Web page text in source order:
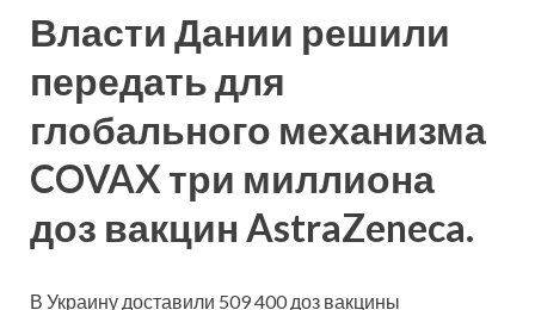
Власти Дании решили
передать для
глобального механизма
COVAX три миллиона
доз вакцин AstraZeneca.
В Украину доставили 509 400 доз вакцины